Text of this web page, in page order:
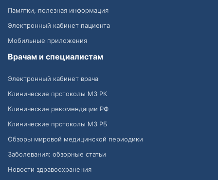
Памятки, полезная информация
Электронный кабинет пациента
Мобильные приложения
Врачам и специалистам
Электронный кабинет врача
Клинические протоколы МЗ РК
Клинические рекомендации РФ
Клинические протоколы МЗ РБ
Обзоры мировой медицинской периодики
Заболевания: обзорные статьи
Новости здравоохранения